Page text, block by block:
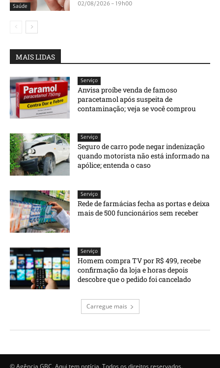
Saúde 02/08/2026 - 19h00
MAIS LIDAS
Serviço
Anvisa proíbe venda de famoso
paracetamol após suspeita de
contaminação; veja se você comprou
Serviço
Seguro de carro pode negar indenização
quando motorista não está informado na
apólice; entenda o caso
Serviço
Rede de farmácias fecha as portas e deixa
mais de 500 funcionários sem receber
Serviço
Homem compra TV por R$ 499, recebe
confirmação da loja e horas depois
descobre que o pedido foi cancelado
Carregue mais